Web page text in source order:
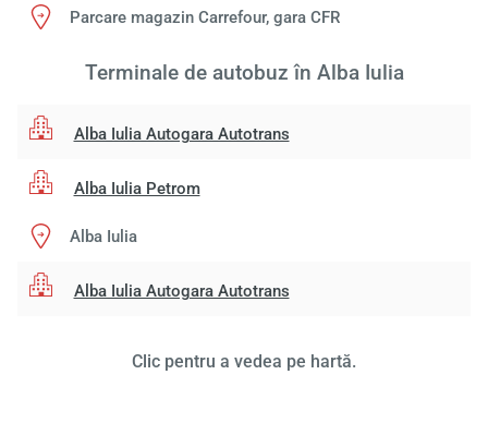
Parcare magazin Carrefour, gara CFR
Terminale de autobuz în Alba Iulia
Alba Iulia Autogara Autotrans
Alba Iulia Petrom
Alba Iulia
Alba Iulia Autogara Autotrans
Clic pentru a vedea pe hartă.